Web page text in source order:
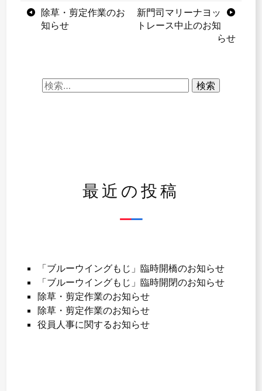
投 除草・剪定作業のお
知らせ
新門司マリーナヨッ
トレース中止のお知
らせ
検
最近の投稿
「ブルーウイングもじ」臨時開橋のお知らせ
「ブルーウイングもじ」臨時開閉のお知らせ
除草・剪定作業のお知らせ
除草・剪定作業のお知らせ
役員人事に関するお知らせ